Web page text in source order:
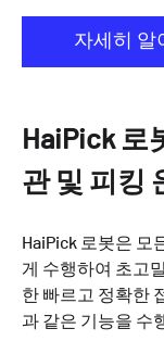
자세히 알
HaiPick 로
관 및 피킹
HaiPick 로봇은 모
게 수행하여 초고
한 빠르고 정확한
과 같은 기능을 수